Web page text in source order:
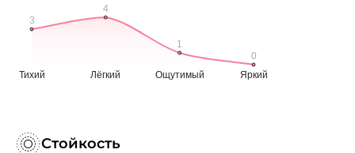
Стойкость